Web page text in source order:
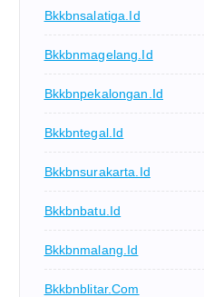
Bkkbnsalatiga.id
Bkkbnmagelang.id
Bkkbnpekalongan.id
Bkkbntegal.id
Bkkbnsurakarta.id
Bkkbnbatu.id
Bkkbnmalang.id
Bkkbnblitar.com